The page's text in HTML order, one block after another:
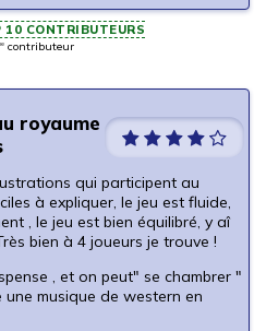
10 CONTRIBUTEURS
contributeur
royaume
qui participent au
à expliquer, le jeu est fluide,
, le jeu est bien équilibré, y aî
bien à 4 joueurs je trouve !
, et on peut" se chambrer "
musique de western en